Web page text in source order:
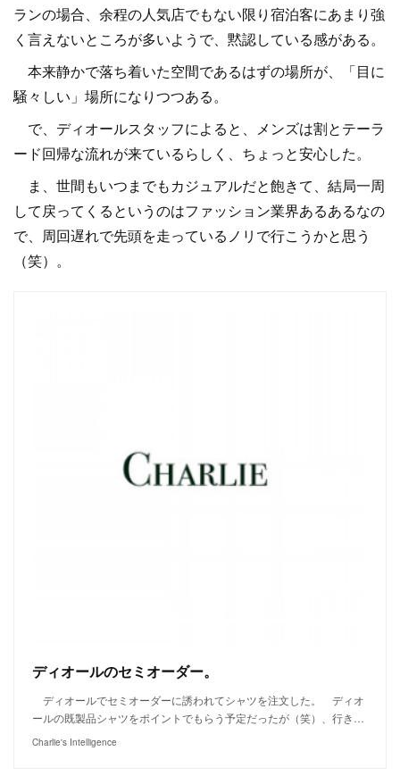
ランの場合、余程の人気店でもない限り宿泊客にあまり強
く言えないところが多いようで、黙認している感がある。
本来静かで落ち着いた空間であるはずの場所が、「目に
騒々しい」場所になりつつある。
で、ディオールスタッフによると、メンズは割とテーラ
ード回帰な流れが来ているらしく、ちょっと安心した。
ま、世間もいつまでもカジュアルだと飽きて、結局一周
して戻ってくるというのはファッション業界あるあるなの
で、周回遅れで先頭を走っているノリで行こうかと思う
（笑）。
ディオールのセミオーダー。
ディオールでセミオーダーに誘われてシャツを注文した。 ディオ
ールの既製品シャツをポイントでもらう予定だったが（笑）、行き…
Charlie's Intelligence